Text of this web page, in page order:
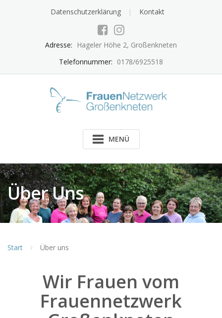
Datenschutzerklärung Kontakt
Adresse:
Hageler Höhe 2, Großenkneten
Telefonnummer: 0178/6925518
MENÜ
Über Uns
Start Über uns
Wir Frauen vom
Frauennetzwerk